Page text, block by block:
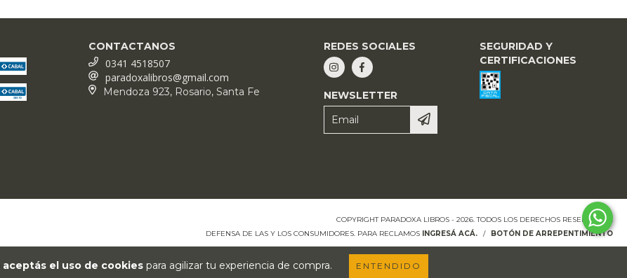
aceptás el uso de cookies para agilizar tu experiencia de compra. ENTENDIDO
CONTACTANOS
0341 4518507
paradoxalibros@gmail.com
Mendoza 923, Rosario, Santa Fe
REDES SOCIALES
NEWSLETTER
SEGURIDAD Y
CERTIFICACIONES
COPYRIGHT PARADOXA LIBROS - 2026. TODOS LOS DERECHOS RESERVADOS.
DEFENSA DE LAS Y LOS CONSUMIDORES. PARA RECLAMOS INGRESÁ ACÁ. / BOTÓN DE ARREPENTIMIENTO